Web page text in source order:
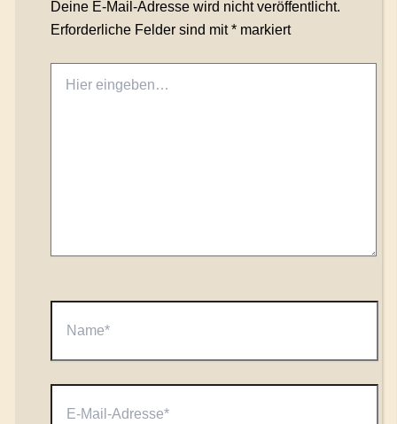
Deine E-Mail-Adresse wird nicht veröffentlicht.
Erforderliche Felder sind mit*markiert
eingeben…
Mail-